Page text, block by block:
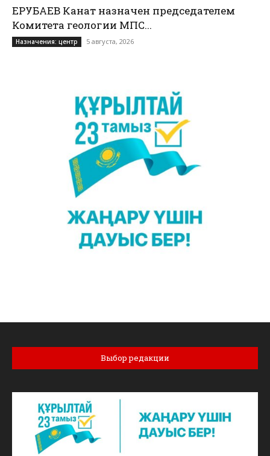
ЕРУБАЕВ Канат назначен председателем
Комитета геологии МПС...
Назначения: центр 5 августа, 2026
Выбор редакции